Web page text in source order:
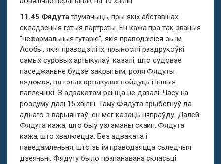
11.45 Фядута тлумачыць, пры якіх абставінах
складзеныя гэтыя партрэты. Ён кажа пра так званыя
“нефармальныя гутаркі”, якія праводзіліся зь ім.
Асобы, якія праводзілі іх, прыносілі раздрукоўкі
самых суровых артыкулаў, казалі, што судовае
паседжаньне будзе закрытым, роля Фядуты
вядомая, па гэтых артыкулах пойдуць і іншыя
паплечнікі. З адвакатам раіцца не давалі. Часу на
роздуму далі 15 хвілін. Таму Фядута прыбегнуў да
аднаго з варыянтаў: ён мог казаць няпраўду. Далей
Фядута кажа, што быў узламаны скайп..Фядута
кажа, што хвалюецца. Без адваката і
паведамленьня, што зь ім праводзяцца сьледчыя
дзеяньні, Фядуту было прапанавана скласьці